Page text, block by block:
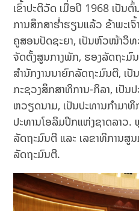
ເຂົ້າປະຕິວັດ ເມື່ອປີ 1968 ເປັນຕົ້
ການສຶກສາຮ່ຳຮຽນແລ້ວ ຂ້າພະເ
ຄູສອນປັດຊະຍາ, ເປັນຫົວໜ້າວິທ
ຈັດຕັ້ງສູນກາງພັກ, ຮອງລັດຖະມົ
ສຳນັກງານນາຍົກລັດຖະມົນຕີ, ເປັ
ກະຊວງສຶກສາທິການ-ກິລາ, ເປັນ
ຫວຽດນາມ, ເປັນປະທານກຳມາທິ
ປະທານໂອລິມປິກແຫ່ງຊາດລາວ.
ລັດຖະມົນຕີ ແລະ ເລຂາທິການສູ
ລັດຖະມົນຕີ.